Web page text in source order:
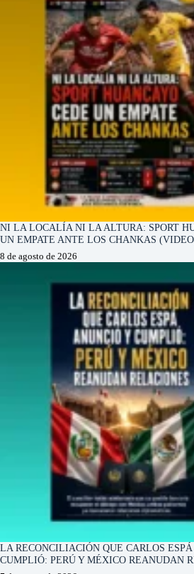
NI LA LOCALÍA NI LA ALTURA: SPORT
UN EMPATE ANTE LOS CHANKAS
8 de agosto de 2026
LA RECONCILIACIÓN QUE CARLOS
CUMPLIÓ: PERÚ Y MÉXICO REANUDAN